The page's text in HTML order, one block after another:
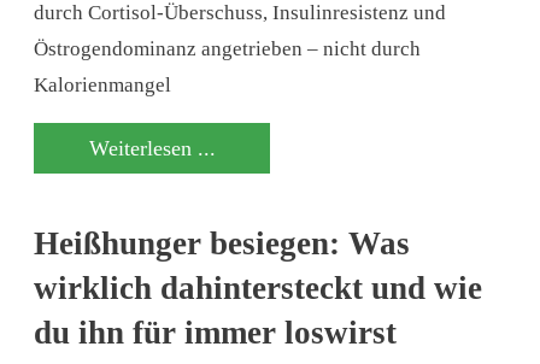
durch Cortisol-Überschuss, Insulinresistenz und
Östrogendominanz angetrieben – nicht durch
Kalorienmangel
Weiterlesen ...
Heißhunger besiegen: Was
wirklich dahintersteckt und wie
du ihn für immer loswirst